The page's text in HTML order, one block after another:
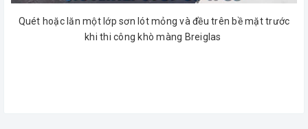
Quét hoặc lăn một lớp sơn lót mỏng và đều trên bề mặt trước
khi thi công khò màng Breiglas